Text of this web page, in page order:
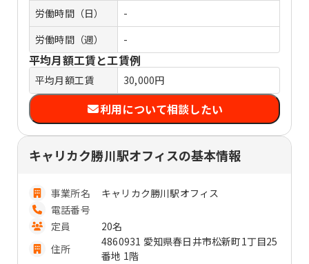
労働時間（日）
-
労働時間（週）
-
平均月額工賃と工賃例
平均月額工賃 30,000円
利用について相談したい
キャリカク勝川駅オフィスの基本情報
事業所名
キャリカク勝川駅オフィス
電話番号
定員
20名
住所
4860931 愛知県春日井市松新町1丁目25
番地 1階